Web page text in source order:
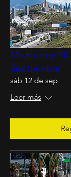
Monterrey
Septiembre
sáb 12 de sep
Leer más